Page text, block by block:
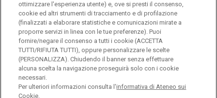
logo UC
© Università Cattolica del Sacro Cuore Largo A.
Gemelli 1, 20123 Milano PI 02133120150
ottimizzare l'esperienza utente) e, ove si presti il consenso,
cookie ed altri strumenti di tracciamento e di profilazione
(finalizzati a elaborare statistiche e comunicazioni mirate a
proporre servizi in linea con le tue preferenze). Puoi
fornire/negare il consenso a tutti i cookie (ACCETTA
TUTTI/RIFIUTA TUTTI), oppure personalizzare le scelte
(PERSONALIZZA). Chiudendo il banner senza effettuare
alcuna scelta la navigazione proseguirà solo con i cookie
necessari.
Per ulteriori informazioni consulta l'informativa di Ateneo sui
Cookie.